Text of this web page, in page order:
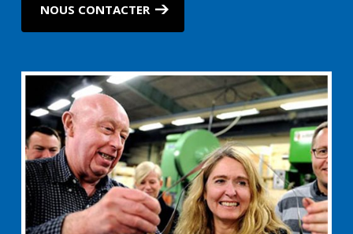
NOUS CONTACTER